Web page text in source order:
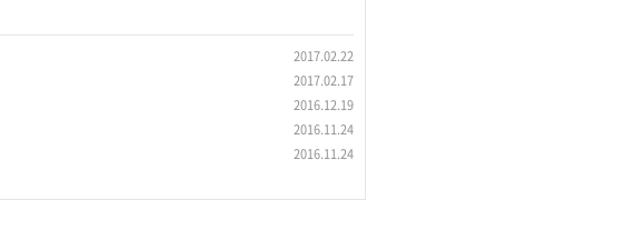
2017.02.22
2017.02.17
2016.12.19
2016.11.24
2016.11.24